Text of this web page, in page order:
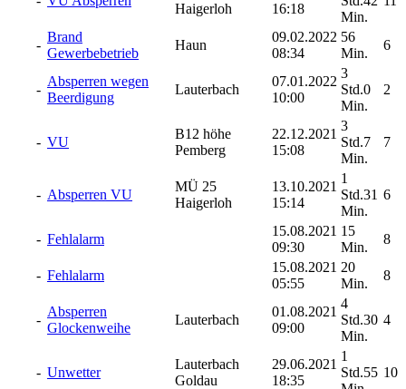
Haigerloh
16:18
Min.
-
Brand
Gewerbebetrieb
Haun
09.02.2022
08:34
56
Min.
6
-
Absperren wegen
Beerdigung
Lauterbach
07.01.2022
10:00
3
Std.0
Min.
2
- VU
B12 höhe
Pemberg
22.12.2021
15:08
3
Std.7
Min.
7
- Absperren VU
MÜ 25
Haigerloh
13.10.2021
15:14
1
Std.31
Min.
6
- Fehlalarm
15.08.2021
09:30
15
Min.
8
- Fehlalarm
15.08.2021
05:55
20
Min.
8
-
Absperren
Glockenweihe
Lauterbach
01.08.2021
09:00
4
Std.30
Min.
4
- Unwetter
Lauterbach
Goldau
29.06.2021
18:35
1
Std.55 10